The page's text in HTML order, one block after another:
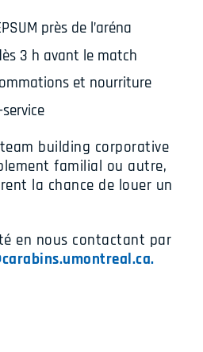
près de l’aréna
3 h avant le match
et nourriture
building corporative
familial ou autre,
la chance de louer un
en nous contactant par